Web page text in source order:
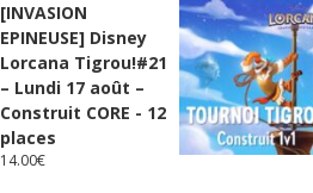
[INVASION
EPINEUSE] Disney
Lorcana Tigrou!#21
– Lundi 17 août –
Construit CORE - 12
places
14.00€